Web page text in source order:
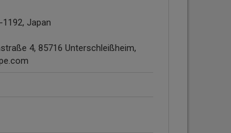
Japan
4, 85716 Unterschleißheim,